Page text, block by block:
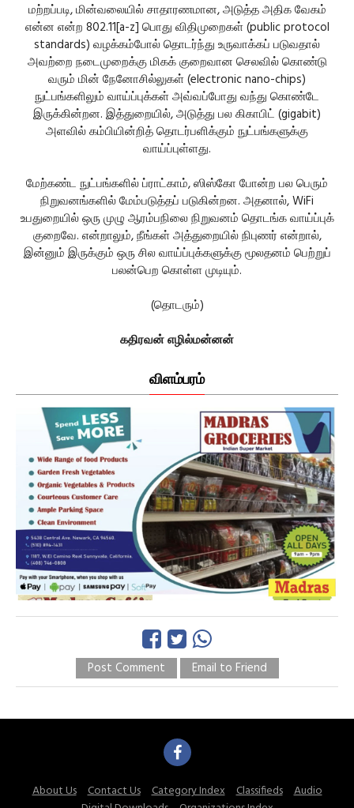
மற்றப்படி, மின்வலையில் சாதாரணமான, அடுத்த அதிக வேகம்
என்ன என்ற 802.11[a-z] பொது விதிமுறைகள் (public protocol
standards) வழக்கம்போல் தொடர்ந்து உருவாக்கப் படுவதால்
அவற்றை நடைமுறைக்கு மிகக் குறைவான செலவில் கொண்டு
வரும் மின் நேனோசில்லுகள் (electronic nano-chips)
நுட்பங்களிலும் வாய்ப்புக்கள் அவ்வப்போது வந்து கொண்டே
இருக்கின்றன. இத்துறையில், அடுத்து பல கிகாபிட் (gigabit)
அளவில் கம்பியின்றித் தொடர்பளிக்கும் நுட்பங்களுக்கு
வாய்ப்புள்ளது.
மேற்கண்ட நுட்பங்களில் ப்ராட்காம், ஸிஸ்கோ போன்ற பல பெரும்
நிறுவனங்களில் மேம்படுத்தப் படுகின்றன. அதனால், WiFi
உபதுறையில் ஒரு முழு ஆரம்பநிலை நிறுவனம் தொடங்க வாய்ப்புக்
குறைவே. என்றாலும், நீங்கள் அத்துறையில் நிபுணர் என்றால்,
இன்னும் இருக்கும் ஒரு சில வாய்ப்புக்களுக்கு மூலதனம் பெற்றுப்
பலன்பெற கொள்ள முடியும்.
(தொடரும்)
கதிரவன் எழில்மன்னன்
விளம்பரம்
Post Comment Email to Friend
About Us Contact Us Category Index Classifieds
Audio